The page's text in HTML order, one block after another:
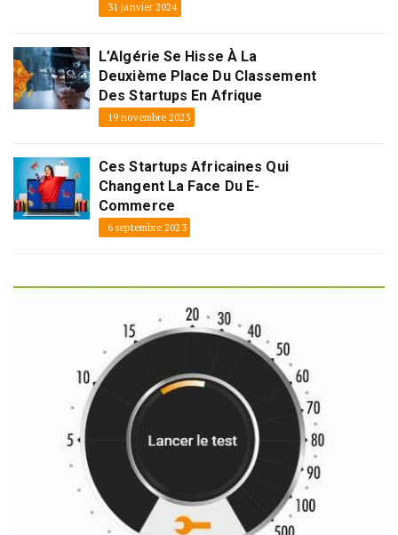
31 janvier 2024
L’Algérie Se Hisse À La
Deuxième Place Du Classement
Des Startups En Afrique
19 novembre 2023
Ces Startups Africaines Qui
Changent La Face Du E-
Commerce
6 septembre 2023